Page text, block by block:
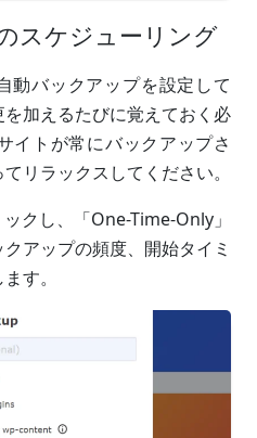
スケジューリング
動バックアップを設定して
加えるたびに覚えておく必
イトが常にバックアップさ
リラックスしてください。
クし、「One-Time-Only」
アップの頻度、開始タイミ
す。